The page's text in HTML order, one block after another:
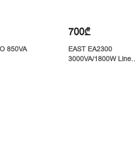
850VA
700₾
EAST EA2300
3000VA/1800W Line